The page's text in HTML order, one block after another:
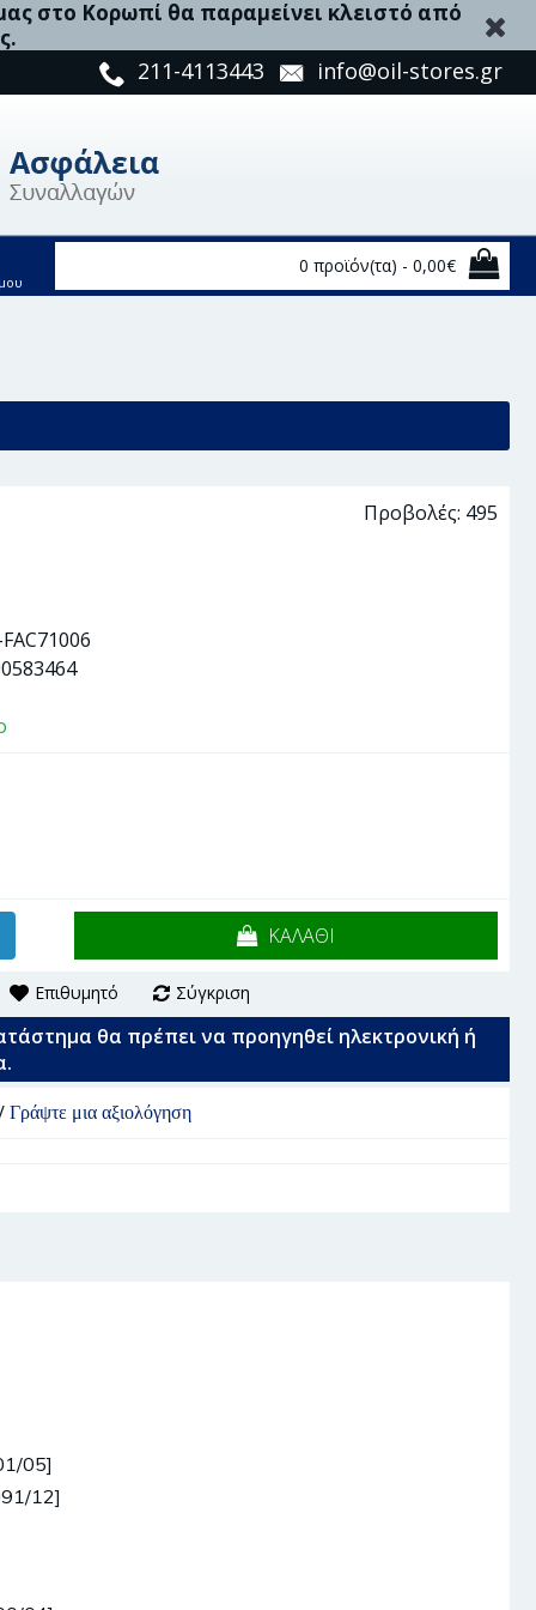
στο Κορωπί θα παραμείνει κλειστό από
211-4113443 info@oil-stores.gr
0 προϊόν(τα) - 0,00€
Προβολές: 495
ΚΑΛΑΘΙ
Επιθυμητό Σύγκριση
θα πρέπει να προηγηθεί ηλεκτρονική ή
Γράψτε μια αξιολόγηση
05]
12]